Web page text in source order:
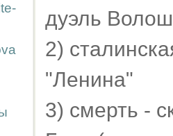
дуэль
2)
"Ленина"
3) смерть -